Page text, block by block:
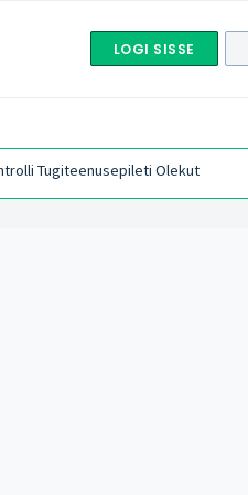
LOGI SISSE
Tugiteenusepileti Olekut